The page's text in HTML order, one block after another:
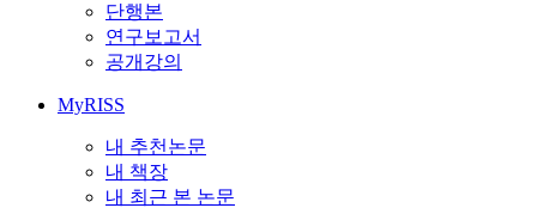
단행본
연구보고서
공개강의
MyRISS
내 추천논문
내 책장
내 최근 본 논문